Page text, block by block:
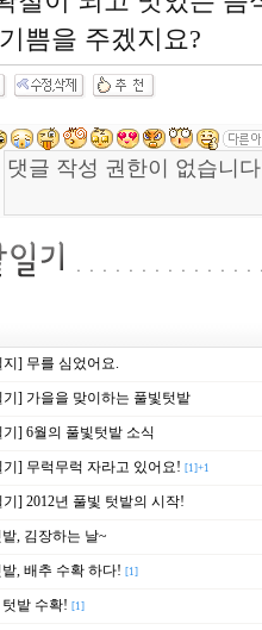
쁨을 주겠지요?
지] 무를 심었어요.
기] 가을을 맞이하는 풀빛텃밭
기] 6월의 풀빛텃밭 소식
기] 무럭무럭 자라고 있어요! [1]+1
] 2012년 풀빛 텃밭의 시작!
, 김장하는 날~
, 배추 수확 하다! [1]
밭 수확! [1]